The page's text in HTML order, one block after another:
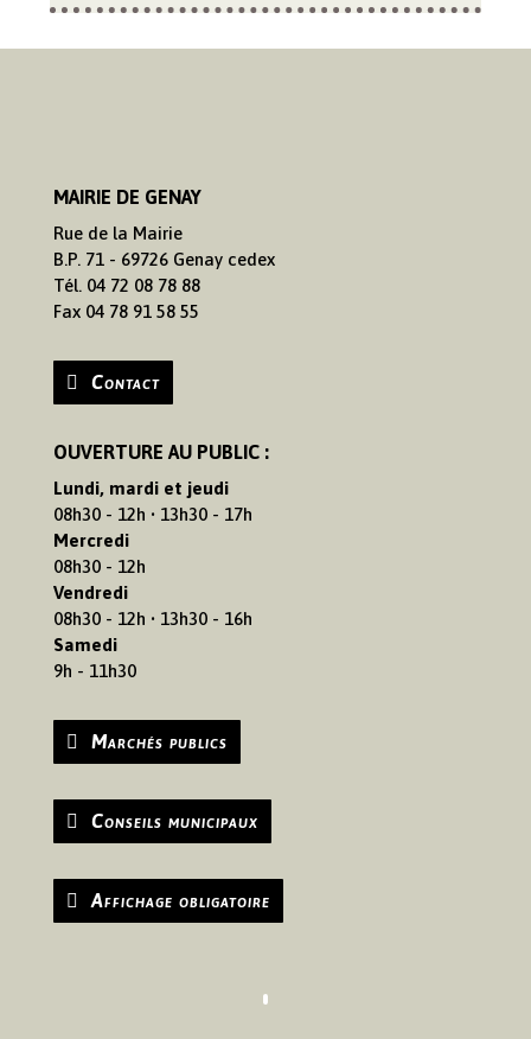
MAIRIE DE GENAY
Rue de la Mairie
B.P. 71 - 69726 Genay cedex
Tél. 04 72 08 78 88
Fax 04 78 91 58 55
Contact
OUVERTURE AU PUBLIC :
Lundi, mardi et jeudi
08h30 - 12h • 13h30 - 17h
Mercredi
08h30 - 12h
Vendredi
08h30 - 12h • 13h30 - 16h
Samedi
9h - 11h30
Marchés publics
Conseils municipaux
Affichage obligatoire